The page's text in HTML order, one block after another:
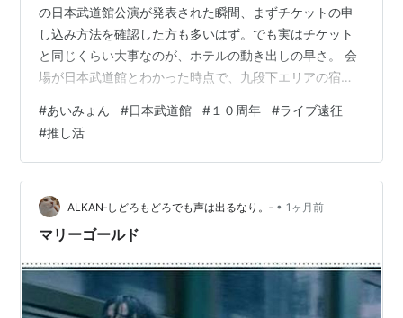
の日本武道館公演が発表された瞬間、まずチケットの申
し込み方法を確認した方も多いはず。でも実はチケット
と同じくらい大事なのが、ホテルの動き出しの早さ。 会
場が日本武道館とわかった時点で、九段下エリアの宿泊
す。チケットが当たってからホテルを探すと、会場近く
はすでに埋まっていることもある。今決めなくて大丈
夫。まずは空き状況だけ確認しておこう。 🔥 2026年11
月30日は、あいみょんがメジャーデビューしてちょうど
10年の節目にあたる日。その当日に日本武道館単独公演
を迎え…
#あいみょん #日本武道館 # １０周年 #ライブ遠征
#推し活
ALKAN‐しどろもどろでも声は出るなり。‐ • 1ヶ月前
マリーゴールド